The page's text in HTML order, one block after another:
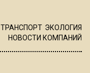
ТРАНСПОРТ ЭКОЛОГИЯ
НОВОСТИ КОМПАНИЙ